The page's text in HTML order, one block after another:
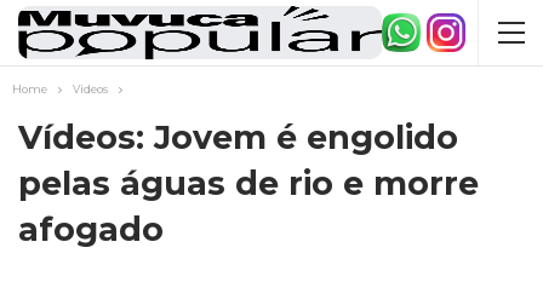
Home Videos
Vídeos: Jovem é engolido
pelas águas de rio e morre
afogado